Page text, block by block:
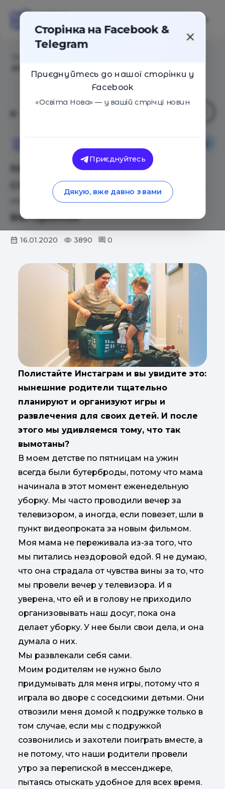
Мы сами усложняем
собственное родительство
— а потом жалуемся на
выгорание
16.01.2020 3890 0
Полистайте Инстаграм и вы увидите это:
нынешние родители тщательно
планируют и организуют игры и
развлечения для своих детей. И после
этого мы удивляемся тому, что так
вымотаны?
В моем детстве по пятницам на ужин
всегда были бутерброды, потому что мама
начинала в этот момент еженедельную
уборку. Мы часто проводили вечер за
телевизором, а иногда, если повезет, шли в
пункт видеопроката за новым фильмом.
Моя мама не переживала из-за того, что
мы питались нездоровой едой. Я не думаю,
что она страдала от чувства вины за то, что
мы провели вечер у телевизора. И я
уверена, что ей и в голову не приходило
организовывать наш досуг, пока она
делает уборку. У нее были свои дела, и она
думала о них.
Мы развлекали себя сами.
Моим родителям не нужно было
придумывать для меня игры, потому что я
играла во дворе с соседскими детьми. Они
отвозили меня домой к подружке только в
том случае, если мы с подружкой
созвонились и захотели поиграть вместе, а
не потому, что наши родители провели
утро за перепиской в мессенджере,
пытаясь отыскать удобное для всех время.
Сторінка на Facebook &
Telegram
Приєднуйтесь до нашої сторінки у
Facebook
«Освіта Нова» — у вашій стрічці новин
Приєднуйтесь
Дякую, вже давно з вами